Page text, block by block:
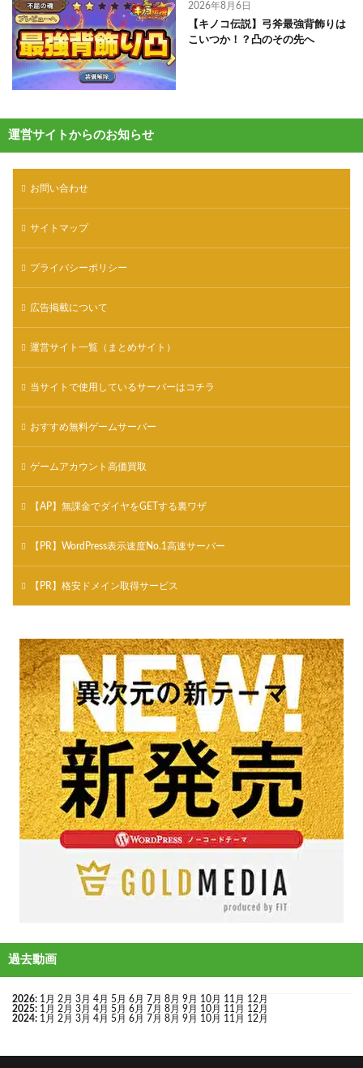
2026年8月6日
【キノコ伝説】弓斧最強背飾りは
こいつか！？凸のその先へ
運営サイトからのお知らせ
お問い合わせ
サイトマップ
プライバシーポリシー
広告掲載について
運営サイト一覧（まとめサイト）
当サイトで使用しているサーバーはコチラ
おすすめ無料ゲームサーバー
ゲームアカウント高価買取
【AP】無課金でダイヤをGETする裏ワザ
【PR】WordPress表示速度No.1高速サーバー
【PR】格安ドメイン取得サービス
過去動画
2026: 1月 2月 3月 4月 5月 6月 7月 8月 9月 10月 11月 12月
2025: 1月 2月 3月 4月 5月 6月 7月 8月 9月 10月 11月 12月
2024: 1月 2月 3月 4月 5月 6月 7月 8月 9月 10月 11月 12月